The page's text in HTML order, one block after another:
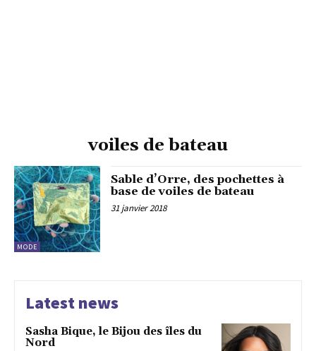
voiles de bateau
MODE
Sable d’Orre, des pochettes à
base de voiles de bateau
31 janvier 2018
Latest news
Sasha Bique, le Bijou des îles du
Nord